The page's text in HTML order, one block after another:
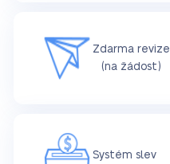
Zdarma revize
(na žádost)
Systém slev